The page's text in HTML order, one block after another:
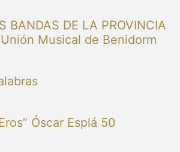
BANDAS DE LA PROVINCIA
Unión Musical de Benidorm
Óscar Esplá 50